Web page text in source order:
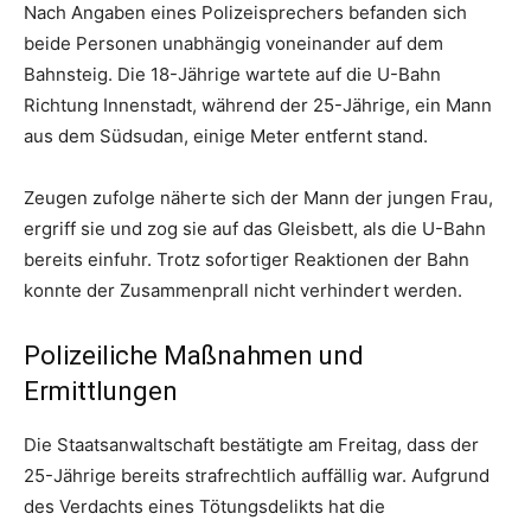
Nach Angaben eines Polizeisprechers befanden sich
beide Personen unabhängig voneinander auf dem
Bahnsteig. Die 18-Jährige wartete auf die U-Bahn
Richtung Innenstadt, während der 25-Jährige, ein Mann
aus dem Südsudan, einige Meter entfernt stand.
Zeugen zufolge näherte sich der Mann der jungen Frau,
ergriff sie und zog sie auf das Gleisbett, als die U-Bahn
bereits einfuhr. Trotz sofortiger Reaktionen der Bahn
konnte der Zusammenprall nicht verhindert werden.
Polizeiliche Maßnahmen und
Ermittlungen
Die Staatsanwaltschaft bestätigte am Freitag, dass der
25-Jährige bereits strafrechtlich auffällig war. Aufgrund
des Verdachts eines Tötungsdelikts hat die